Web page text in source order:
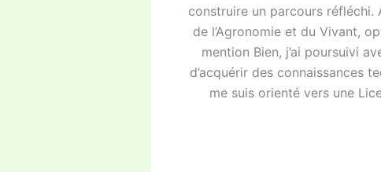
construire un parcours réfléchi.
de l’Agronomie et du Vivant,
mention Bien, j’ai poursuivi
d’acquérir des connaissances
me suis orienté vers une